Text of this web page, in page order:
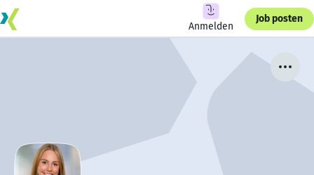
Anmelden
Job posten